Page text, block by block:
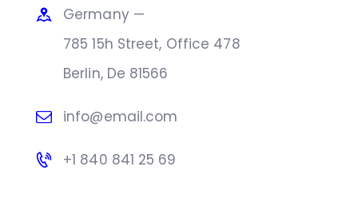
Germany —
785 15h Street, Office 478
Berlin, De 81566
info@email.com
+1 840 841 25 69